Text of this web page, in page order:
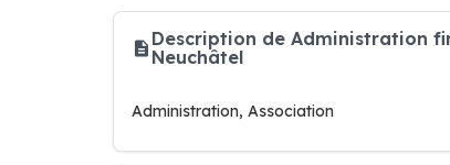
Description de Administration
Neuchâtel
Administration, Association